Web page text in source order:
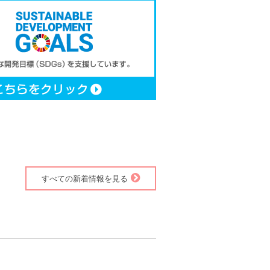
すべての新着情報を見る